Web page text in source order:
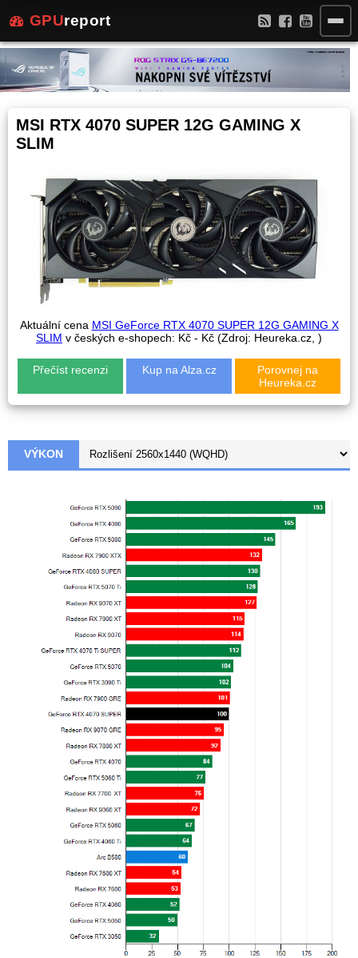
GPUreport
MSI RTX 4070 SUPER 12G GAMING X
SLIM
Aktuální cena MSI GeForce RTX 4070 SUPER 12G GAMING X
SLIM v českých e-shopech: Kč - Kč (Zdroj: Heureka.cz, )
Přečíst recenzi Kup na Alza.cz
Porovnej na
Heureka.cz
VÝKON